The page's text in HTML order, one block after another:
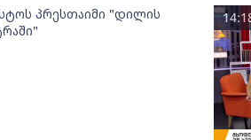
პრესთაიმი "დილის